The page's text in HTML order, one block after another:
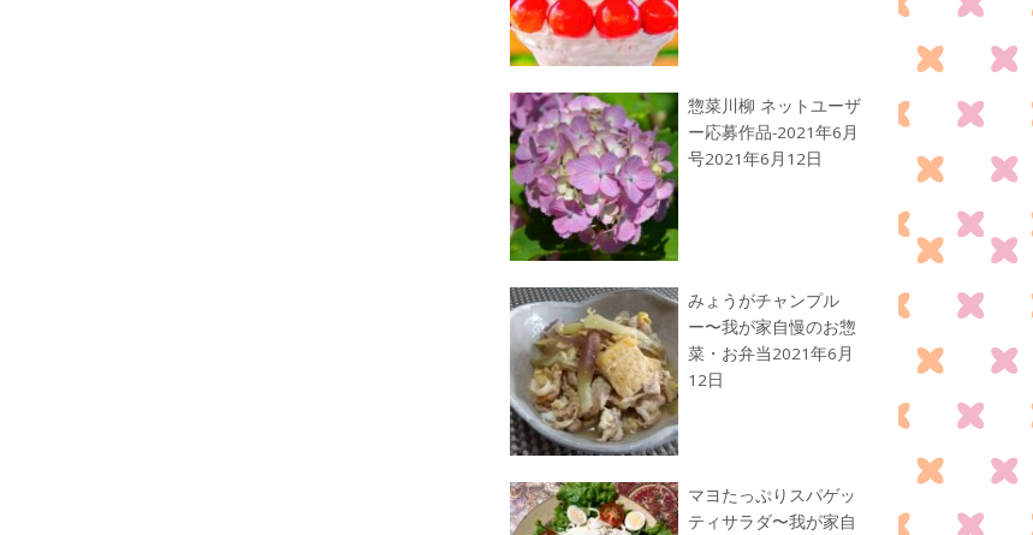
惣菜川柳 ネットユーザ
ー応募作品-2021年6月
号2021年6月12日
みょうがチャンプル
ー〜我が家自慢のお惣
菜・お弁当2021年6月
12日
マヨたっぷりスパゲッ
ティサラダ〜我が家自